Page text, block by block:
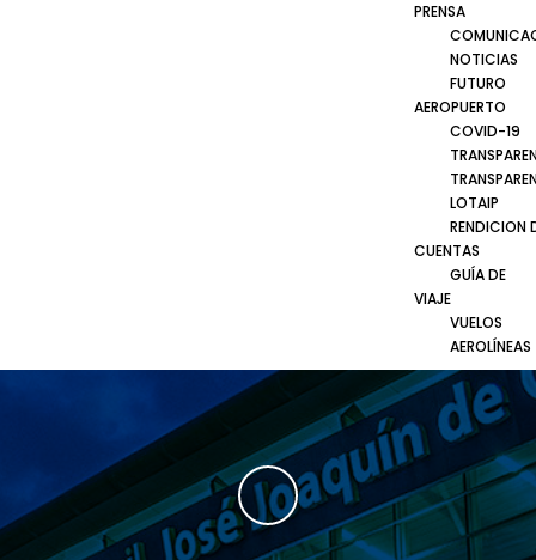
PRENSA
NOTICIAS
FUTURO
AEROPUERTO
COVID-19
LOTAIP
RENDICION
CUENTAS
GUÍA DE
VIAJE
VUELOS
AEROLÍNEAS